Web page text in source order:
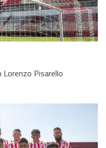
Lorenzo Pisarello